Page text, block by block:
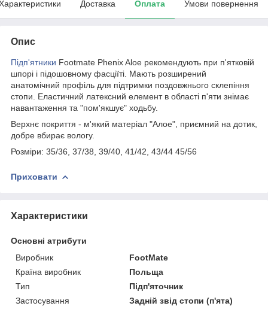
Доставка Оплата Умови повернення
Опис
Підп'ятники Footmate Phenix Aloe рекомендують при п'ятковій
шпорі і підошовному фасціїті. Мають розширений
анатомічний профіль для підтримки поздовжнього склепіння
стопи. Еластичний латексний елемент в області п'яти знімає
навантаження та "пом'якшує" ходьбу.
Верхнє покриття - м'який матеріал "Алое", приємний на дотик,
добре вбирає вологу.
Розміри: 35/36, 37/38, 39/40, 41/42, 43/44 45/56
Приховати
Характеристики
Основні атрибути
Виробник
FootMate
Країна виробник
Польща
Тип
Підп'яточник
Застосування
Задній звід стопи (п'ята)